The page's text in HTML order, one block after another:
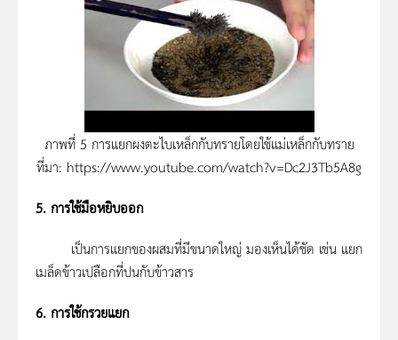
ภาพที่ 5 การแยกผงตะไบเหล็กกับทรายโดยใช้แม่เหล็กกับทราย
ที่มา: https://www.youtube.com/watch?v=Dc2J3Tb5A8g
5. การใช้มือหยิบออก
เป็นการแยกของผสมที่มีขนาดใหญ่ มองเห็นได้ชัด เช่น แยก
เมล็ดข้าวเปลือกที่ปนกับข้าวสาร
6. การใช้กรวยแยก